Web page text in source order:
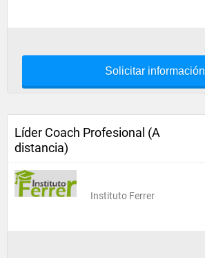
Solicitar información
Líder Coach Profesional (A
distancia)
Instituto Ferrer